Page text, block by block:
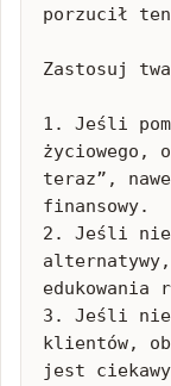
porzucił ten
Zastosuj
1. Jeśli
życiowego,
teraz”,
finansowy.
2. Jeśli nie
edukowania
3. Jeśli nie
klientów,
jest